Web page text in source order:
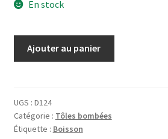
En stock
Weissbier
Ajouter au panier
UGS : D124
Catégorie : Tôles bombées
Étiquette : Boisson